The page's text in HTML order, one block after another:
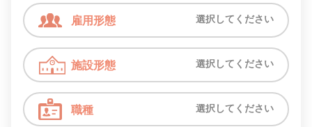
雇用形態 選択してください
施設形態 選択してください
職種 選択してください